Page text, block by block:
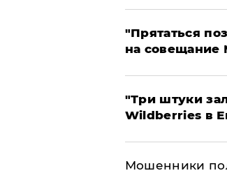
"Прятаться
на совещание
"Три штуки
Wildberries в
Мошенники